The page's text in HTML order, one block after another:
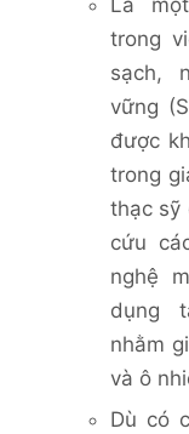
trong
sạch,
vững
được
trong
thạc sỹ
cứu
nghệ
dụng
nhằm
và ô
Dù có